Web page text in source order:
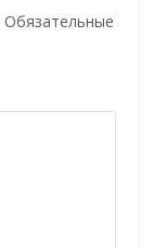
Обязательные